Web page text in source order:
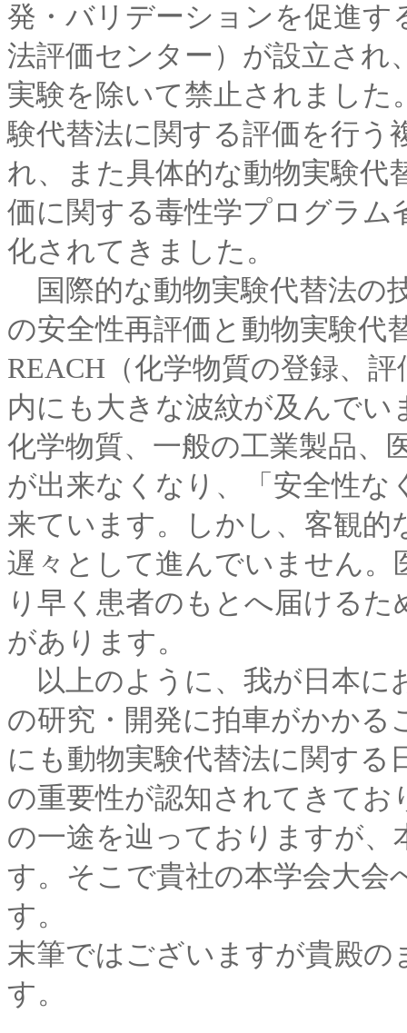
発・バリデーションを促進す
法評価センター）が設立され
実験を除いて禁止されました
験代替法に関する評価を行う
れ、また具体的な動物実験代
価に関する毒性学プログラ
化されてきました。
国際的な動物実験代替法の
の安全性再評価と動物実験代
REACH（化学物質の登録、
内にも大きな波紋が及んで
化学物質、一般の工業製品、
が出来なくなり、「安全性
来ています。しかし、客観的
遅々として進んでいません
り早く患者のもとへ届ける
があります。
以上のように、我が日本に
の研究・開発に拍車がかかる
にも動物実験代替法に関する
の重要性が認知されてきて
の一途を辿っておりますが、
す。そこで貴社の本学会大会
す。
末筆ではございますが貴殿
す。